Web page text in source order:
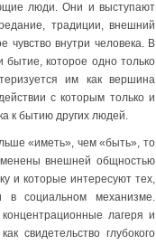
люди. Они и выступают
традиции, внешний
чувство внутри человека. В
бытие, которое одно только
им как вершина
с которым только и
к бытию других людей.
«иметь», чем «быть», то
внешней общностью
и которые интересуют тех,
в социальном механизме.
лагеря и
свидетельство глубокого